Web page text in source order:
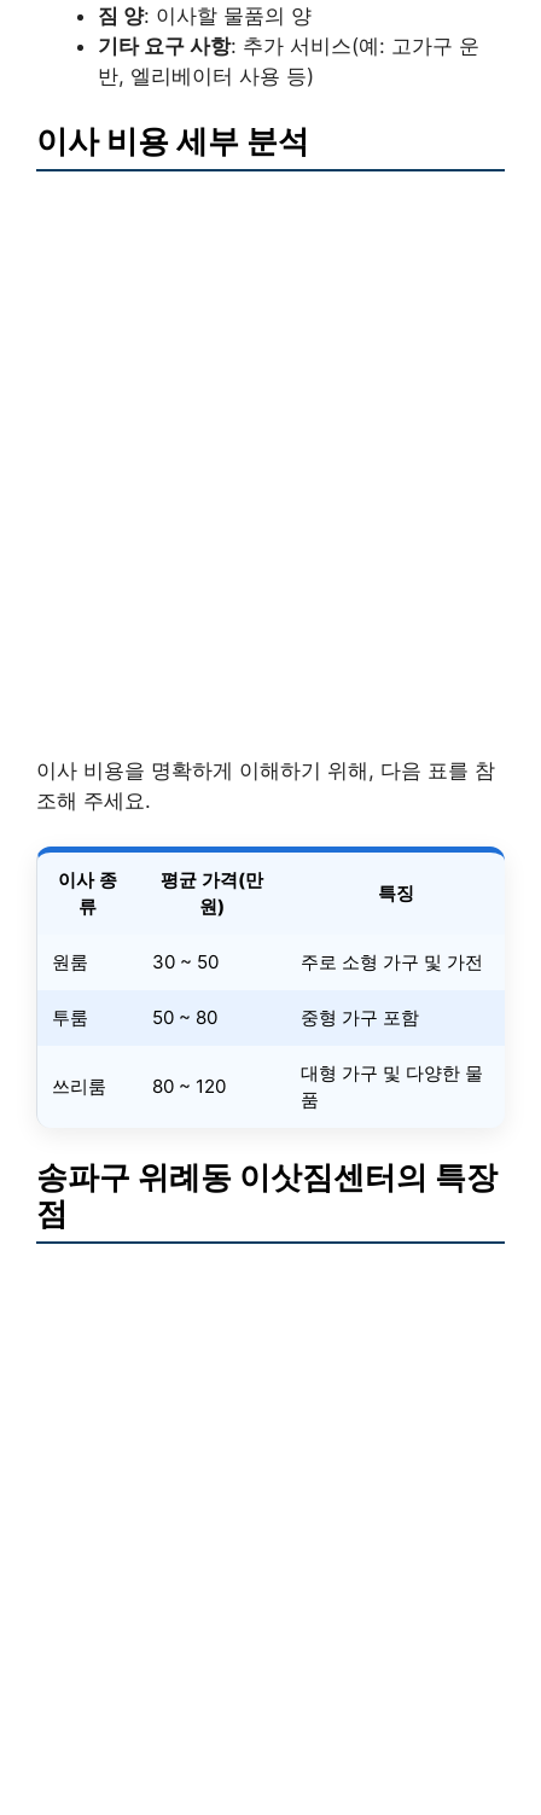
짐 양: 이사할 물품의 양
기타 요구 사항: 추가 서비스(예: 고가구 운
반, 엘리베이터 사용 등)
이사 비용 세부 분석
이사 비용을 명확하게 이해하기 위해, 다음 표를 참
조해 주세요.
이사 종
류
평균 가격(만
원)
특징
원룸 30 ~ 50 주로 소형 가구 및 가전
투룸 50 ~ 80 중형 가구 포함
쓰리룸 80 ~ 120
대형 가구 및 다양한 물
품
송파구 위례동 이삿짐센터의 특장
점